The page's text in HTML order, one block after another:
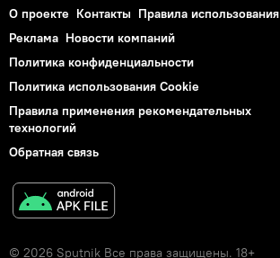
О проекте Контакты Правила использования
Реклама Новости компаний
Политика конфиденциальности
Политика использования Cookie
Правила применения рекомендательных
технологий
Обратная связь
© 2026 Sputnik Все права защищены. 18+